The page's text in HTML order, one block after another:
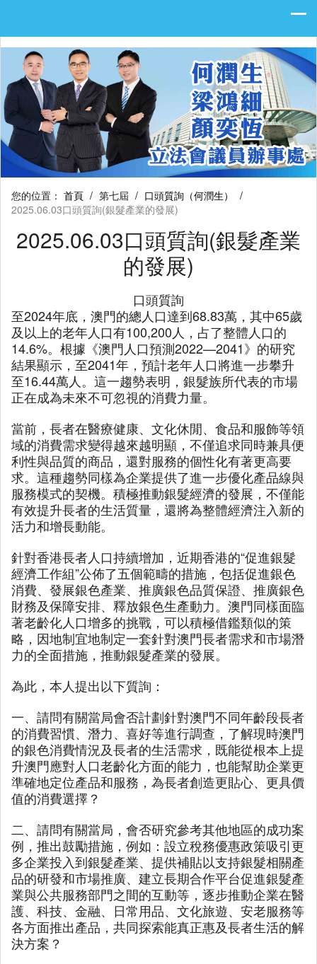
您的位置： 首頁 / 第七屆 / 口頭質詢（何潤生）
/
2025.06.03口頭質詢(銀髮產業的發展)
2025.06.03口頭質詢(銀髮產業
的發展)
口頭質詢
至2024年底，澳門的總人口達到68.83萬，其中65歲
及以上的老年人口有100,200人，占了整體人口的
14.6%。根據《澳門人口預測2022—2041》的研究
結果顯示，至2041年，預計老年人口將進一步攀升
至16.44萬人。這一趨勢表明，銀髮族所代表的市場
正在成為未來不可忽視的消費力量。
當前，長者在醫療健康、文化休閒、食品和服飾等領
域的消費需求變得越來越明顯，不僅追求同時兼具便
利性與品質的商品，還對服務的個性化有著更高要
求。這種趨勢同樣為企業提供了進一步優化產品線與
服務模式的契機。積極推動銀髮經濟的發展，不僅能
有效提升長者的生活質量，還將為整體經濟注入新的
活力和增長動能。
針對香港長者人口持續增加，近期香港的“促進銀髮
經濟工作組”公佈了五個範疇的措施，包括促進銀色
消費、發展銀色產業、推廣銀色品質保證、推廣銀色
財務及保障安排、釋放銀色生產動力。澳門同樣面臨
著老齡化人口增多的挑戰，可以積極借鑑類似的策
略，因地制宜地制定一套針對澳門長者需求和市場潛
力的全面措施，推動銀髮產業的發展。
為此，本人提出以下質詢：
一、請問有關當局會否計劃針對澳門不同年齡段長者
的消費習慣、潛力、喜好等進行調查，了解現時澳門
的銀色消費情況及長者的生活需求，既能從根本上提
升澳門應對人口老齡化方面的能力，也能幫助企業更
準確地定位產品和服務，為長者創造更貼心、更具價
值的消費選擇？
二、請問有關當局，會否研究參考其他地區的成功案
例，推出鼓勵措施，例如：設立稅務優惠政策吸引更
多企業投入到銀髮產業、提供補貼以支持銀髮相關產
品的研發和市場推廣、建立長期合作平台促進銀髮產
業與公共服務部門之間的互動等，逐步推動企業在醫
護、科技、金融、日常用品、文化旅遊、安老服務等
各方面推出產品，共同探索能真正惠及長者生活的解
決方案？